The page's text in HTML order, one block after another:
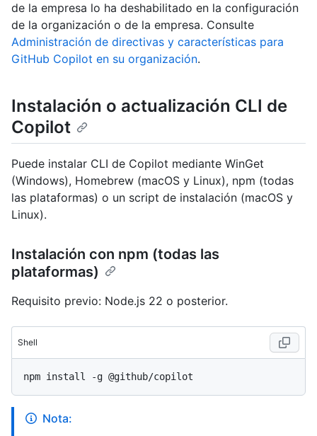
de la empresa lo ha deshabilitado en la configuración
de la organización o de la empresa. Consulte
Administración de directivas y características para
GitHub Copilot en su organización.
Instalación o actualización CLI de
Copilot
Puede instalar CLI de Copilot mediante WinGet
(Windows), Homebrew (macOS y Linux), npm (todas
las plataformas) o un script de instalación (macOS y
Linux).
Instalación con npm (todas las
plataformas)
Requisito previo: Node.js 22 o posterior.
Shell
Nota: